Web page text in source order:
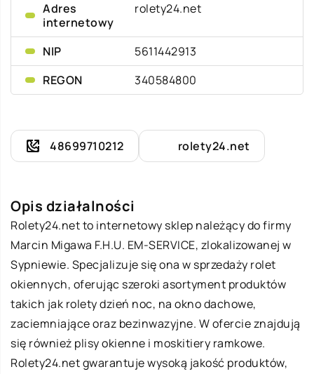
Adres
internetowy
rolety24.net
NIP
5611442913
REGON
340584800
48699710212 rolety24.net
Opis działalności
Rolety24.net to internetowy sklep należący do firmy
Marcin Migawa F.H.U. EM-SERVICE, zlokalizowanej w
Sypniewie. Specjalizuje się ona w sprzedaży rolet
okiennych, oferując szeroki asortyment produktów
takich jak rolety dzień noc, na okno dachowe,
zaciemniające oraz bezinwazyjne. W ofercie znajdują
się również plisy okienne i moskitiery ramkowe.
Rolety24.net gwarantuje wysoką jakość produktów,